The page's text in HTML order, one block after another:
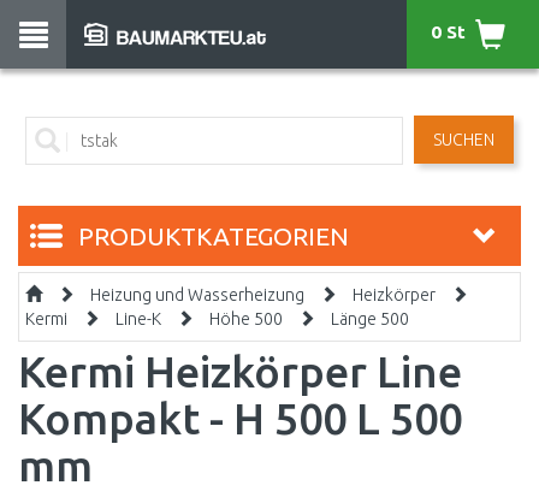
SUCHEN
0 St
PRODUKTKATEGORIEN
Heizung und Wasserheizung
Heizkörper
Kermi
Line-K Höhe 500 Länge 500
Kermi Heizkörper Line
Kompakt - H 500 L 500
mm